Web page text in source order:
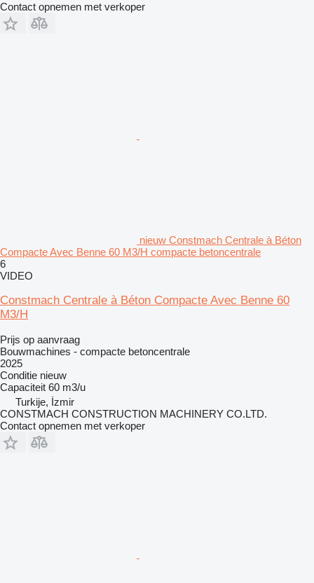
Contact opnemen met verkoper
nieuw Constmach Centrale à Béton
Compacte Avec Benne 60 M3/H compacte betoncentrale
6
VIDEO
Constmach Centrale à Béton Compacte Avec Benne 60
M3/H
Prijs op aanvraag
Bouwmachines - compacte betoncentrale
2025
Conditie nieuw
Capaciteit 60 m3/u
Turkije, İzmir
CONSTMACH CONSTRUCTION MACHINERY CO.LTD.
Contact opnemen met verkoper